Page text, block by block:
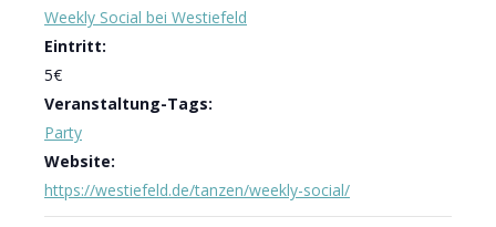
Weekly Social bei Westiefeld
Eintritt:
5€
Veranstaltung-Tags:
Party
Website:
https://westiefeld.de/tanzen/weekly-social/